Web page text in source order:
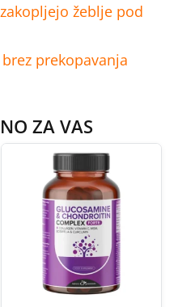
žeblje pod
prekopavanja
ZA VAS